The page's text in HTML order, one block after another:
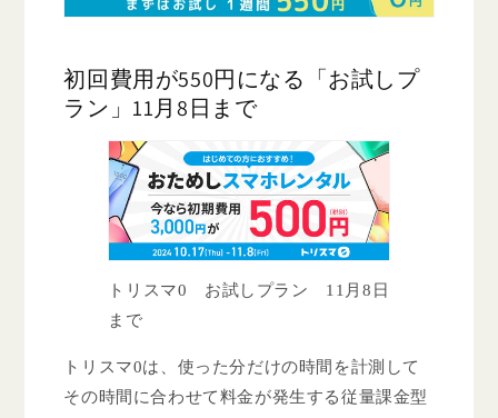
初回費用が550円になる「お試しプ
ラン」11月8日まで
トリスマ0 お試しプラン 11月8日
まで
トリスマ0は、使った分だけの時間を計測して
その時間に合わせて料金が発生する従量課金型